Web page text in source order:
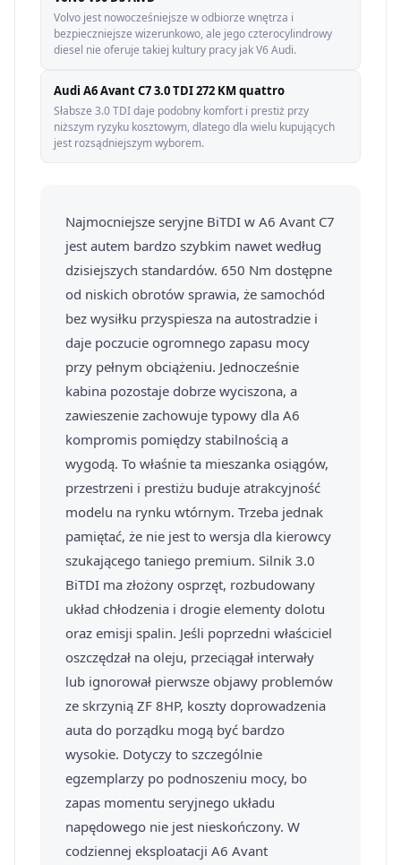
Volvo jest nowocześniejsze w odbiorze wnętrza i
bezpieczniejsze wizerunkowo, ale jego czterocylindrowy
diesel nie oferuje takiej kultury pracy jak V6 Audi.
Audi A6 Avant C7 3.0 TDI 272 KM quattro
Słabsze 3.0 TDI daje podobny komfort i prestiż przy
niższym ryzyku kosztowym, dlatego dla wielu kupujących
jest rozsądniejszym wyborem.
Najmocniejsze seryjne BiTDI w A6 Avant C7
jest autem bardzo szybkim nawet według
dzisiejszych standardów. 650 Nm dostępne
od niskich obrotów sprawia, że samochód
bez wysiłku przyspiesza na autostradzie i
daje poczucie ogromnego zapasu mocy
przy pełnym obciążeniu. Jednocześnie
kabina pozostaje dobrze wyciszona, a
zawieszenie zachowuje typowy dla A6
kompromis pomiędzy stabilnością a
wygodą. To właśnie ta mieszanka osiągów,
przestrzeni i prestiżu buduje atrakcyjność
modelu na rynku wtórnym. Trzeba jednak
pamiętać, że nie jest to wersja dla kierowcy
szukającego taniego premium. Silnik 3.0
BiTDI ma złożony osprzęt, rozbudowany
układ chłodzenia i drogie elementy dolotu
oraz emisji spalin. Jeśli poprzedni właściciel
oszczędzał na oleju, przeciągał interwały
lub ignorował pierwsze objawy problemów
ze skrzynią ZF 8HP, koszty doprowadzenia
auta do porządku mogą być bardzo
wysokie. Dotyczy to szczególnie
egzemplarzy po podnoszeniu mocy, bo
zapas momentu seryjnego układu
napędowego nie jest nieskończony. W
codziennej eksploatacji A6 Avant